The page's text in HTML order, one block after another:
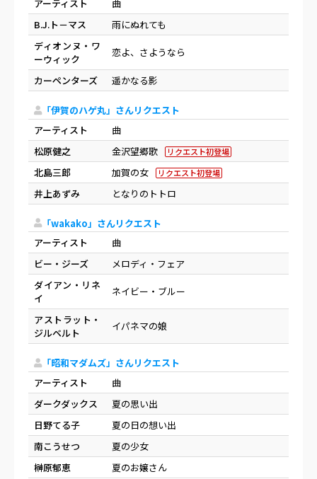
アーティスト
曲
B.J.ト－マス
雨にぬれても
ディオンヌ・ワ
ーウィック
恋よ、さようなら
カーペンターズ 遥かなる影
「伊賀のハゲ丸」さんリクエスト
アーティスト
曲
松原健之
金沢望郷歌 リクエスト初登場
北島三郎 加賀の女 リクエスト初登場
井上あずみ となりのトトロ
「wakako」さんリクエスト
アーティスト
曲
ビー・ジーズ
メロディ・フェア
ダイアン・リネ
イ
ネイビー・ブルー
アストラット・
ジルベルト
イパネマの娘
「昭和マダムズ」さんリクエスト
アーティスト
曲
ダークダックス
夏の思い出
日野てる子
夏の日の想い出
南こうせつ
夏の少女
榊原郁恵
夏のお嬢さん